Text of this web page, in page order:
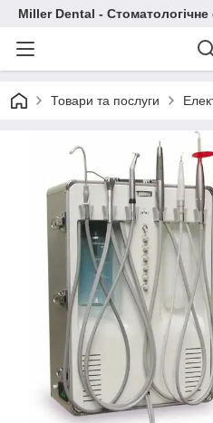
Miller Dental -
Товари та послуги